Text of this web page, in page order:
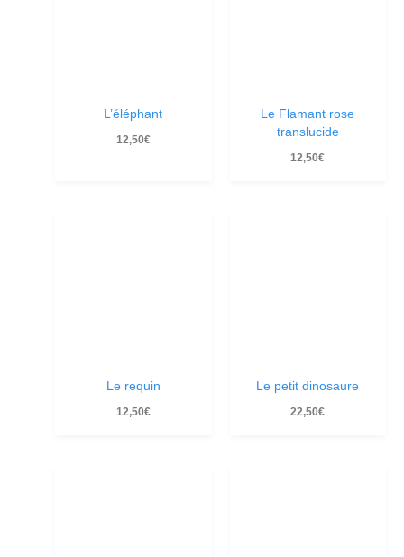
L’éléphant
12,50€
Le Flamant rose
translucide
12,50€
Le requin
12,50€
Le petit dinosaure
22,50€